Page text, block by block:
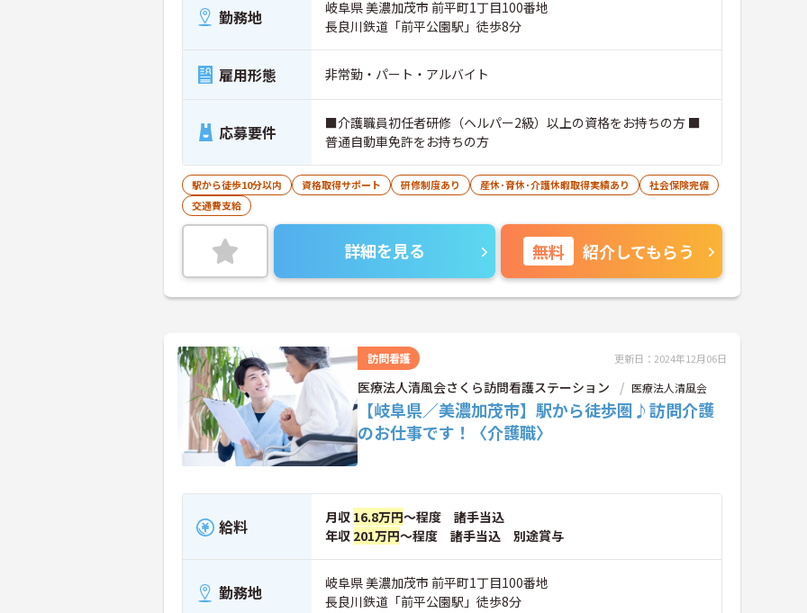
勤務地
岐阜県 美濃加茂市 前平町1丁目100番地
長良川鉄道「前平公園駅」徒歩8分
雇用形態 非常勤・パート・アルバイト
応募要件
■介護職員初任者研修（ヘルパー2級）以上の資格をお持ちの方 ■
普通自動車免許をお持ちの方
駅から徒歩10分以内 資格取得サポート 研修制度あり 産休･育休･介護休暇取得実績あり
社会保険完備
交通費支給
詳細を見る 無料 紹介してもらう
訪問看護 更新日：2024年12月06日
医療法人清風会さくら訪問看護ステーション 医療法人清風会
【岐阜県／美濃加茂市】駅から徒歩圏♪訪問介護
のお仕事です！〈介護職〉
給料 月収 16.8万円～程度 諸手当込
年収 201万円～程度 諸手当込 別途賞与
勤務地
岐阜県 美濃加茂市 前平町1丁目100番地
長良川鉄道「前平公園駅」徒歩8分